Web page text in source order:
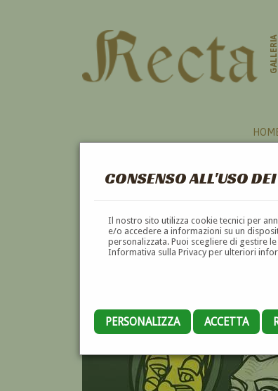
CONSENSO ALL'USO
Il nostro sito utilizza cookie tecnici per
e/o accedere a informazioni su un
personalizzata. Puoi scegliere di gestire
Informativa sulla Privacy per ulteriori
PERSONALIZZA ACCETTA
ACRILICO
A B C